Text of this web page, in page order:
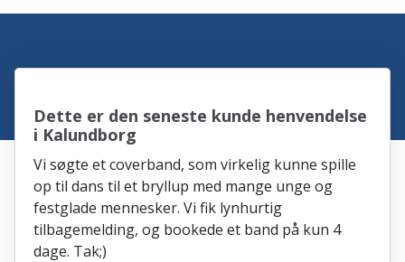
Dette er den seneste kunde henvendelse
i Kalundborg
Vi søgte et coverband, som virkelig kunne spille
op til dans til et bryllup med mange unge og
festglade mennesker. Vi fik lynhurtig
tilbagemelding, og bookede et band på kun 4
dage. Tak;)